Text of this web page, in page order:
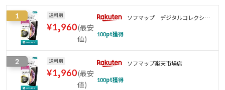
1 送料別
¥1,960(最安
値)
ソフマップ デジタルコレクショ
100pt獲得
2 送料別
¥1,960(最安
値)
ソフマップ楽天市場店
100pt獲得